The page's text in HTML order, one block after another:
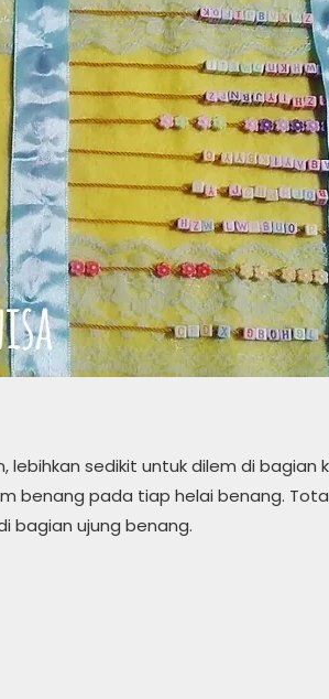
sedikit untuk dilem di bagian
benang pada tiap helai benang.
bagian ujung benang.